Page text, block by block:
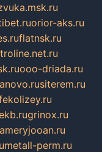
orior-aks.ru
flatnsk.ru
ooo-driada.ru
siterem.ru
grinox.ru
metall-perm.ru